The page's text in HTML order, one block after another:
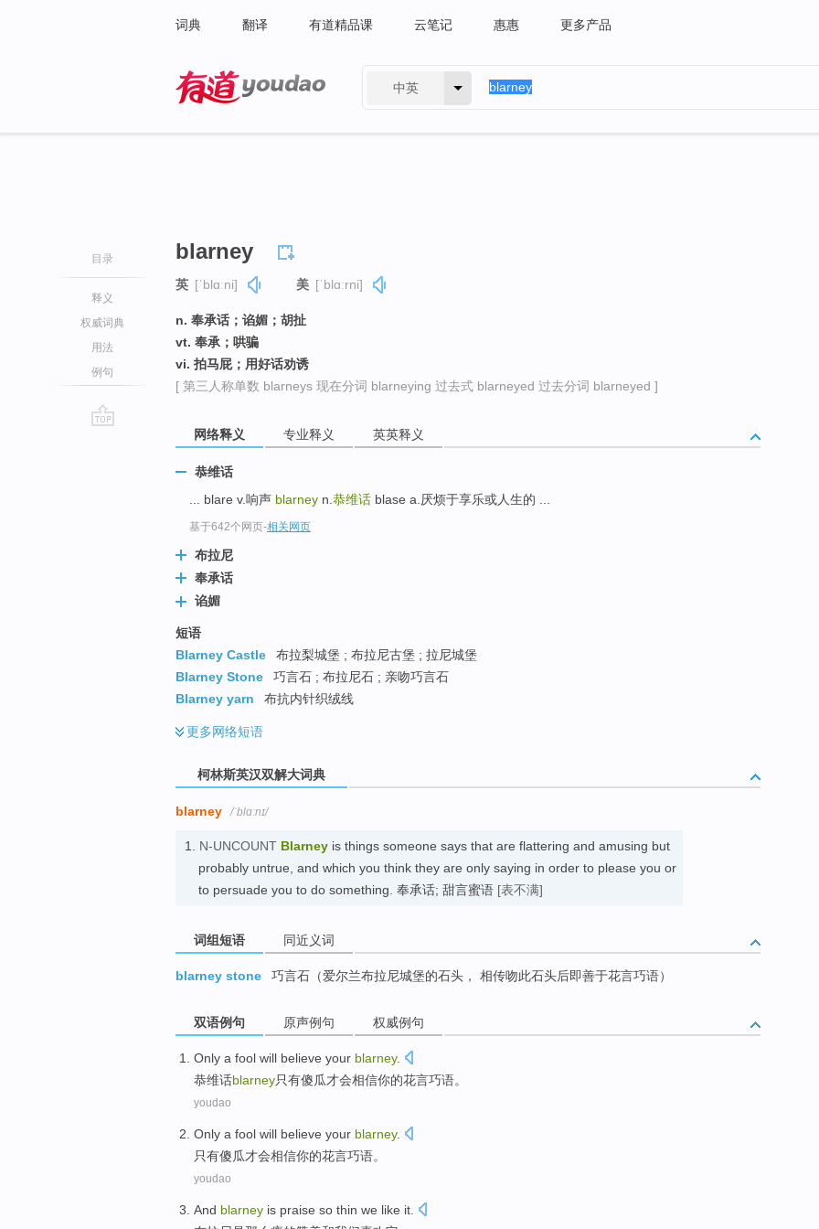
词典 翻译 有道精品课 云笔记 惠惠 更多产品
中英
目录
释义
权威词典
用法
例句
blarney
英 [ˈblɑːni] 美 [ˈblɑːrni]
n. 奉承话；谄媚；胡扯
vt. 奉承；哄骗
vi. 拍马屁；用好话劝诱
[ 第三人称单数 blarneys 现在分词 blarneying 过去式 blarneyed 过去分词 blarneyed ]
网络释义 专业释义 英英释义
恭维话
... blare v.响声 blarney n. 恭维话 blase a.厌烦于享乐或人生的 ...
基于642个网页-相关网页
布拉尼
奉承话
谄媚
短语
Blarney Castle
布拉梨城堡 ; 布拉尼古堡 ; 拉尼城堡
Blarney Stone
巧言石 ; 布拉尼石 ; 亲吻巧言石
Blarney yarn
布抗内针织绒线
更多网络短语
柯林斯英汉双解大词典
blarney /ˈblɑːnɪ/
1. N-UNCOUNT Blarney is things someone says that are flattering and amusing but
probably untrue, and which you think they are only saying in order to please you or
to persuade you to do something. 奉承话; 甜言蜜语 [表不满]
词组短语 同近义词
blarney stone 巧言石（爱尔兰布拉尼城堡的石头， 相传吻此石头后即善于花言巧语）
双语例句 原声例句 权威例句
Only a fool will believe your blarney.
恭维话blarney只有傻瓜才会相信你的花言巧语。
youdao
Only a fool will believe your blarney.
只有傻瓜才会相信你的花言巧语。
youdao
And blarney is praise so thin we like it